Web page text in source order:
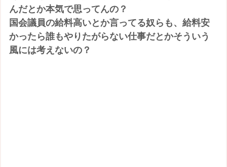
んだとか本気で思ってんの？
国会議員の給料高いとか言ってる奴らも、給料安
かったら誰もやりたがらない仕事だとかそういう
風には考えないの？